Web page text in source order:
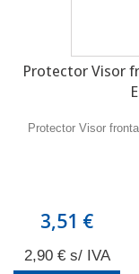
Protector Visor
Protector Visor
3,51 €
2,90 € s/ IVA